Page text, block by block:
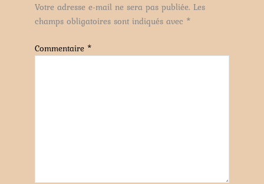
Votre adresse e-mail ne sera pas publiée. Les
champs obligatoires sont indiqués avec *
Commentaire *